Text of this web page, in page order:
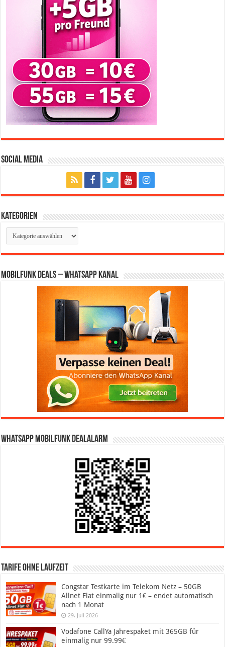
Social Media
Kategorien
Kategorien
Mobilfunk Deals – WhatsApp Kanal
WhatsApp Mobilfunk DealAlarm
Tarife ohne Laufzeit
Congstar Testkarte im Telekom Netz – 50GB
Allnet Flat einmalig nur 1€ – endet automatisch
nach 1 Monat
29. Juli 2026
Vodafone CallYa Jahrespaket mit 365GB für
einmalig nur 99.99€